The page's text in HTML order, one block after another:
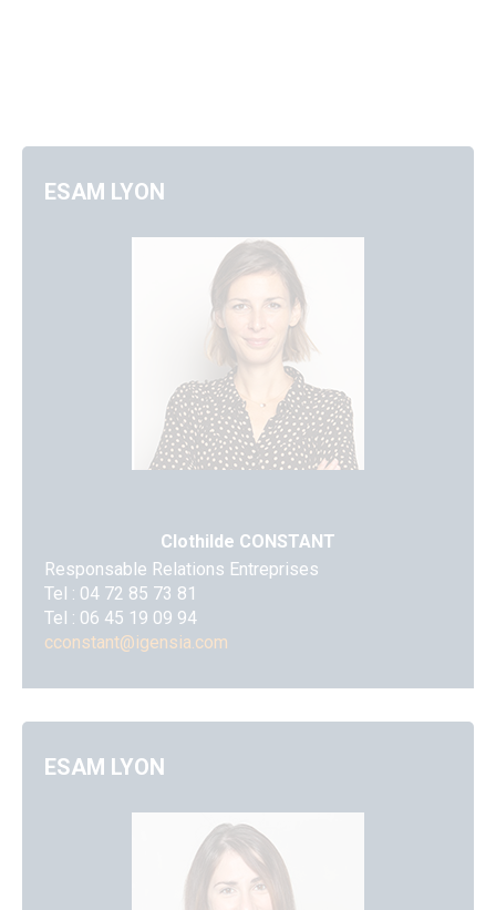
ESAM LYON
Clothilde CONSTANT
Responsable Relations Entreprises
Tel : 04 72 85 73 81
Tel : 06 45 19 09 94
cconstant@igensia.com
ESAM LYON